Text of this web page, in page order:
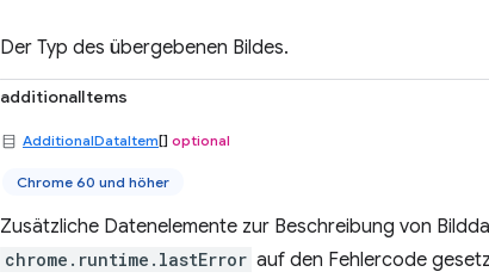
Der Typ des übergebenen Bildes.
additionalItems
AdditionalDataItem[] optional
Chrome 60 und höher
Zusätzliche Datenelemente zur Beschreibung von
chrome.runtime.lastError auf den Fehlercode